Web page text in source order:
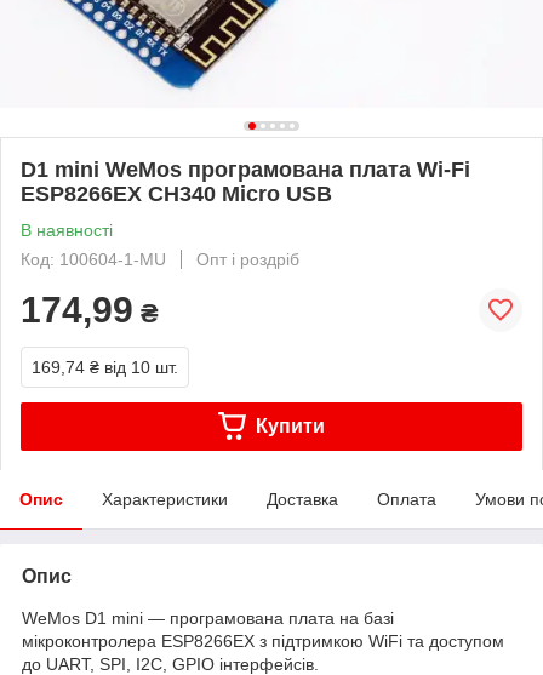
D1 mini WeMos програмована плата Wi-Fi
ESP8266EX CH340 Micro USB
В наявності
Код: 100604-1-MU
Опт і роздріб
174,99 ₴
169,74 ₴ від 10 шт.
Купити
Опис Характеристики Доставка Оплата Умови
Опис
WeMos D1 mini — програмована плата на базі
мікроконтролера ESP8266EX з підтримкою WiFi та доступом
до UART, SPI, I2C, GPIO інтерфейсів.